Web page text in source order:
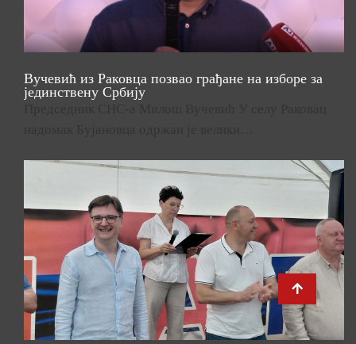
Вучевић из Раковца позвао грађане на изборе за
јединствену Србију